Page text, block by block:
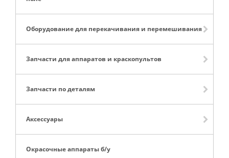
Оборудование для перекачивания и перемешивания
Запчасти для аппаратов и краскопультов
Запчасти по деталям
Аксессуары
Окрасочные аппараты б/у